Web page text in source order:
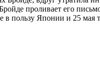
проливает его
Японии и 25 мая